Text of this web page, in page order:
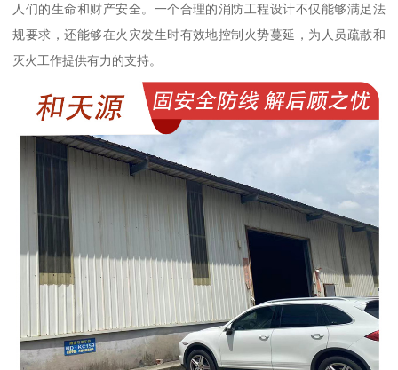
人们的生命和财产安全。一个合理的消防工程设计不仅能够满足法
规要求，还能够在火灾发生时有效地控制火势蔓延，为人员疏散和
灭火工作提供有力的支持。